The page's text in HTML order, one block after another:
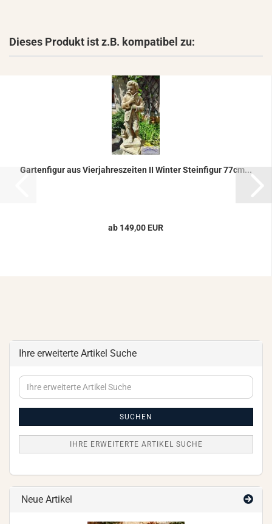
Dieses Produkt ist z.B. kompatibel zu:
Gar­ten­fi­gur aus Vier­jah­res­zei­ten II Win­ter Stein­fi­gur 77cm...
ab 149,00 EUR
Ihre erweiterte Artikel Suche
Ihre
erweiterte
SUCHEN
IHRE ERWEITERTE ARTIKEL SUCHE
Neue Artikel